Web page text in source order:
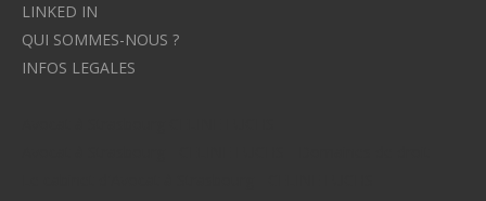
LINKED IN
QUI SOMMES-NOUS ?
INFOS LEGALES